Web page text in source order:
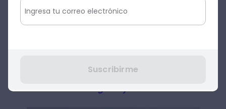
Enmarcar fotos con madera o tonos
proyectar un estilo más relajado, lo que te
permitirá combinarlas con otras. ¿Has
Suscribirme